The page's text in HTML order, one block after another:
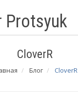
Protsyuk
CloverR
Блог CloverR